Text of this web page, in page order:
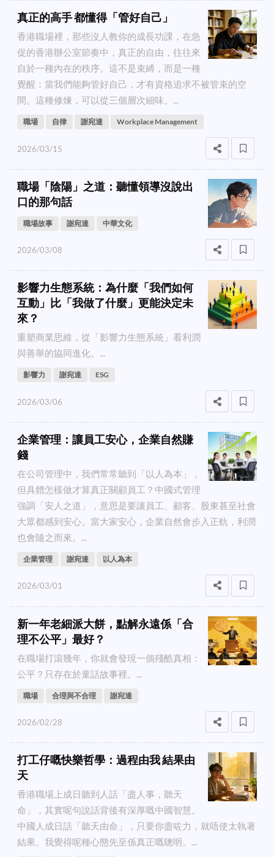
真正的高手 都懂得「管好自己」
香港職場裡，那些沒人教你的成長功課，在急
促的香港辦公室節奏中，真正的自由，往往來
自於一種內在的秩序。這不是束縛，而是一種
覺醒：當我們能夠管好自己，才有資格追求不被管束的空
間。這種修煉，可以從三個層次細味。...
職場 自律 謝宛達 Workplace Management
2026/03/15
職場「陰陽」之道：聽懂領導沒說出
口的那句話
職場故事 謝宛達 中華文化
2026/03/08
影響力生態系統：為什麼「我們如何
互動」比「我做了什麼」更能決定未
來？
重塑商業思維，從「影響力生態系統」看利潤
與善舉的協同進化。...
影響力 謝宛達 ESG
2026/03/06
企業管理：讓員工安心，企業自然賺
錢
在公司管理中，我們常常聽到「以人為本」，
但具體怎樣做才算真正關顧員工？中國式管理
強調「安人之道」，意思是要讓員工、顧客、股東甚至社會
大眾都感到安心。當大家安心，企業自然會步入正軌，利潤
也會隨之而來。...
企業管理 謝宛達 以人為本
2026/03/01
新一年老細派大餅，點解永遠係「合
理不公平」最好？
在職場打滾幾年，你就會發現一個殘酷真相：
公平？只存在於童話故事裡。...
職場 合理與不合理 謝宛達
2026/02/28
打工仔嘅快樂哲學：過程由我 結果由
天
香港職場上成日聽到人話「盡人事，聽天
命」，其實呢句說話背後有深厚嘅中國智慧。
中國人成日話「聽天由命」，只要你盡咗力，就唔使太執著
結果。我覺得呢種心態先至係真正嘅聰明。...